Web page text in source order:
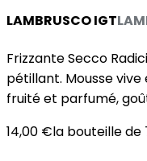
LAMBRUSCO IGT
Frizzante Secco
pétillant. Mousse
fruité et parfumé,
14,00 €la bouteille de